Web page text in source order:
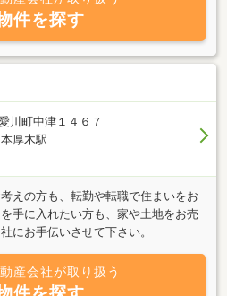
ているのが現状だと思いますが、長
よりお客様が求めているものを的確
バイスを心がけ、お客様の「夢」を
ております。 HPリニューアル致し
がページ右上にございます。是非ご覧
件を探す
川町中津１４６７
厚木駅
えの方も、転勤や転職で住まいをお
手に入れたい方も、家や土地をお売
にお手伝いさせて下さい。
産会社が取り扱う